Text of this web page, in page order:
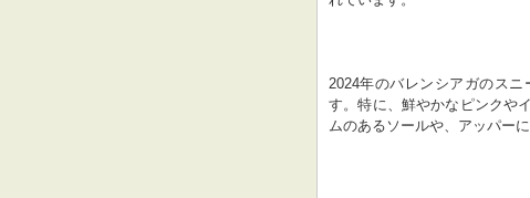
2024年のバレンシアガのス
す。特に、鮮やかなピンクや
ムのあるソールや、アッパー